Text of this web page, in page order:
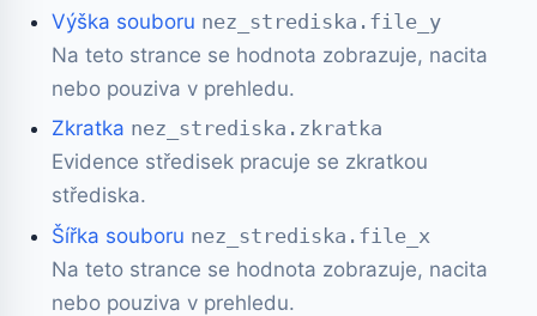
Výška souboru nez_strediska.file_y
Na teto strance se hodnota zobrazuje, nacita
nebo pouziva v prehledu.
Zkratka nez_strediska.zkratka
Evidence středisek pracuje se zkratkou
střediska.
Šířka souboru nez_strediska.file_x
Na teto strance se hodnota zobrazuje, nacita
nebo pouziva v prehledu.